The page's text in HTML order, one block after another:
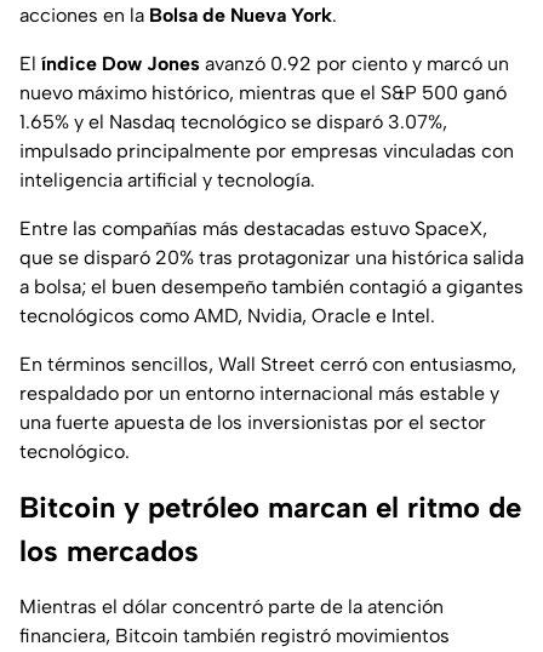
acciones en la Bolsa de Nueva York.
El índice Dow Jones avanzó 0.92 por ciento y marcó un
nuevo máximo histórico, mientras que el S&P 500 ganó
1.65% y el Nasdaq tecnológico se disparó 3.07%,
impulsado principalmente por empresas vinculadas con
inteligencia artificial y tecnología.
Entre las compañías más destacadas estuvo SpaceX,
que se disparó 20% tras protagonizar una histórica salida
a bolsa; el buen desempeño también contagió a gigantes
tecnológicos como AMD, Nvidia, Oracle e Intel.
En términos sencillos, Wall Street cerró con entusiasmo,
respaldado por un entorno internacional más estable y
una fuerte apuesta de los inversionistas por el sector
tecnológico.
Bitcoin y petróleo marcan el ritmo de
los mercados
Mientras el dólar concentró parte de la atención
financiera, Bitcoin también registró movimientos